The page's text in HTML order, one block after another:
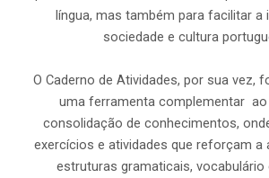
língua, mas também para facilitar a
sociedade e cultura
O Caderno de Atividades, por sua vez,
uma ferramenta complementar ao
consolidação de conhecimentos,
exercícios e atividades que reforçam a
estruturas gramaticais, vocabulário